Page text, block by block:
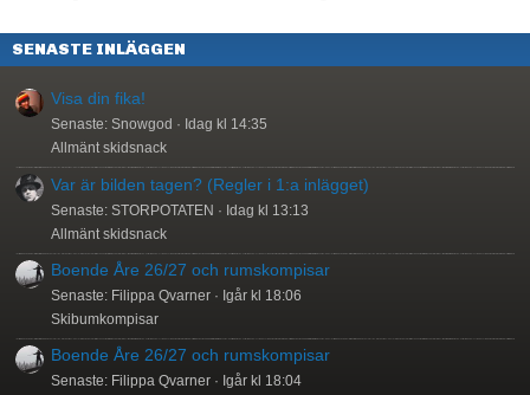
SENASTE INLÄGGEN
Visa din fika!
Senaste: Snowgod
Idag kl 14:35
Allmänt skidsnack
Var är bilden tagen? (Regler i 1:a inlägget)
Senaste: STORPOTATEN
Idag kl 13:13
Allmänt skidsnack
Boende Åre 26/27 och rumskompisar
Senaste: Filippa Qvarner
Igår kl 18:06
Skibumkompisar
Boende Åre 26/27 och rumskompisar
Senaste: Filippa Qvarner
Igår kl 18:04